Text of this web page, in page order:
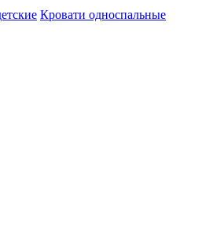
Кровати односпальные